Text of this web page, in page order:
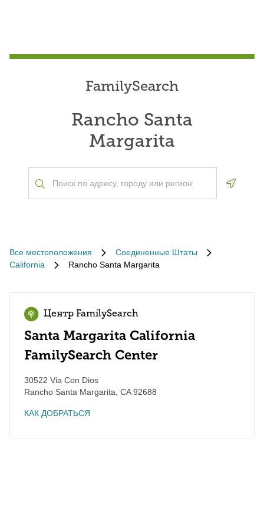
FamilySearch
Rancho Santa
Margarita
Все местоположения
Соединенные Штаты
California
Rancho Santa Margarita
Центр FamilySearch
Santa Margarita California
FamilySearch Center
30522 Via Con Dios
Rancho Santa Margarita CA92688
КАК ДОБРАТЬСЯ